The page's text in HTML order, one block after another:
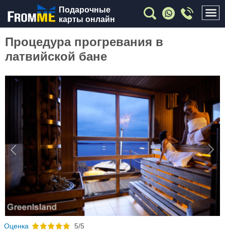
Подарочные
карты онлайн
Процедура прогревания в
латвийской бане
Previous
Oценка 5/5